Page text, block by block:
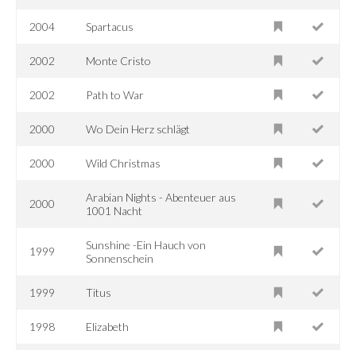
2004 Spartacus
2002 Monte Cristo
2002 Path to War
2000 Wo Dein Herz schlägt
2000 Wild Christmas
2000
Arabian Nights - Abenteuer aus
1001 Nacht
1999
Sunshine -Ein Hauch von
Sonnenschein
1999 Titus
1998 Elizabeth